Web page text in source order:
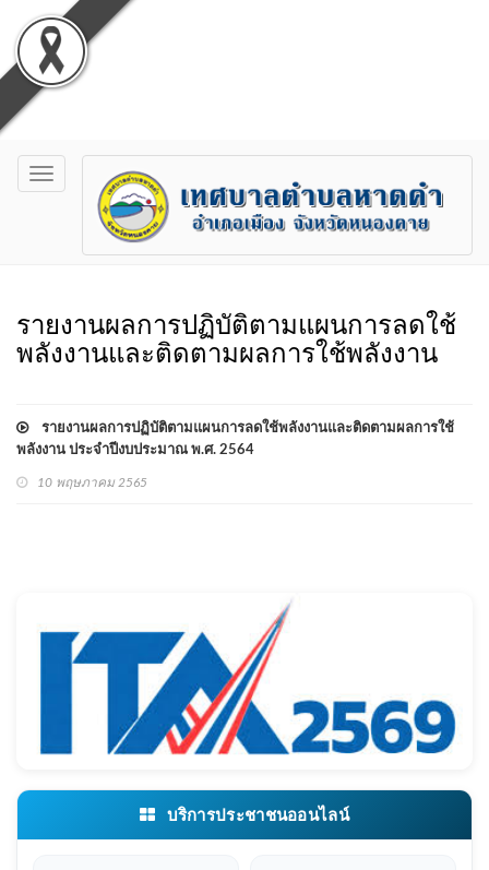
Toggle
navigation
รายงานผลการปฏิบัติตามแผนการลดใช้
พลังงานและติดตามผลการใช้พลังงาน
รายงานผลการปฏิบัติตามแผนการลดใช้พลังงานและติดตามผลการใช้
พลังงาน ประจำปีงบประมาณ พ.ศ. 2564
10 พฤษภาคม 2565
บริการประชาชนออนไลน์